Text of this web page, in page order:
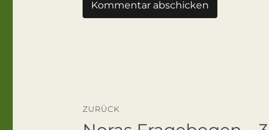
ZURÜCK
Vorheriger